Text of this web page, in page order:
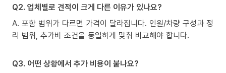
Q2. 업체별로 견적이 크게 다른 이유가 있나요?
A. 포함 범위가 다르면 가격이 달라집니다. 인원/차량 구성과 정
리 범위, 추가비 조건을 동일하게 맞춰 비교해야 합니다.
Q3. 어떤 상황에서 추가 비용이 붙나요?